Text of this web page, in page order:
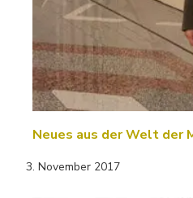
Neues aus der Welt der
3. November 2017